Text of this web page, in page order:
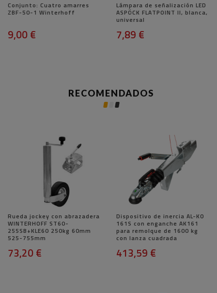
Conjunto: Cuatro amarres
ZBF-50-1 Winterhoff
9,00 €
Lámpara de señalización LED
ASPÖCK FLATPOINT II, ​​blanca,
universal
7,89 €
RECOMENDADOS
Rueda jockey con abrazadera
WINTERHOFF ST60-
255SB+KLE60 250kg 60mm
525-755mm
73,20 €
Dispositivo de inercia AL-KO
161S con enganche AK161
para remolque de 1600 kg
con lanza cuadrada
413,59 €